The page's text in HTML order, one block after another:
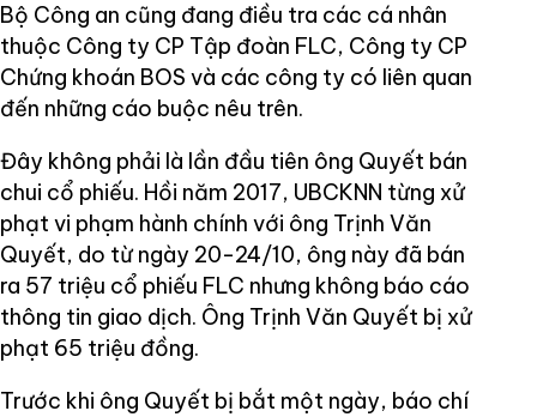
Bộ Công an cũng đang điều tra các cá nhân
thuộc Công ty CP Tập đoàn FLC, Công ty CP
Chứng khoán BOS và các công ty có liên quan
đến những cáo buộc nêu trên.
Đây không phải là lần đầu tiên ông Quyết bán
chui cổ phiếu. Hồi năm 2017, UBCKNN từng xử
phạt vi phạm hành chính với ông Trịnh Văn
Quyết, do từ ngày 20-24/10, ông này đã bán
ra 57 triệu cổ phiếu FLC nhưng không báo cáo
thông tin giao dịch. Ông Trịnh Văn Quyết bị xử
phạt 65 triệu đồng.
Trước khi ông Quyết bị bắt một ngày, báo chí